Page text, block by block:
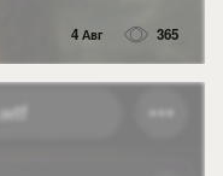
4 Авг 365